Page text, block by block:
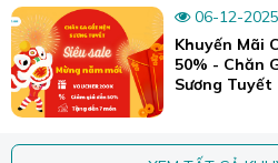
06-12-
Khuyến Mãi
50% - Chăn
Sương Tuyết